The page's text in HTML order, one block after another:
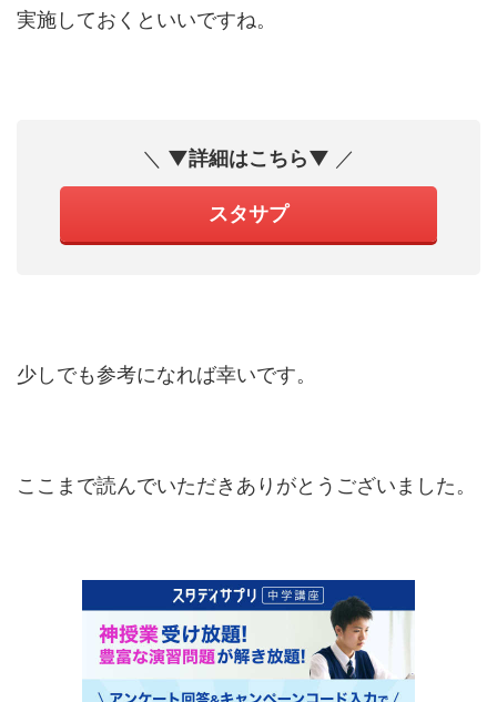
実施しておくといいですね。
＼ ▼詳細はこちら▼ ／
スタサプ
少しでも参考になれば幸いです。
ここまで読んでいただきありがとうございました。